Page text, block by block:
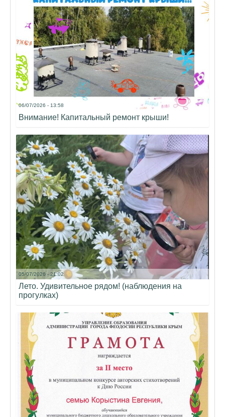
06/07/2026 - 13:58
Внимание! Капитальный ремонт крыши!
05/07/2026 - 21:02
Лето. Удивительное рядом! (наблюдения на
прогулках)